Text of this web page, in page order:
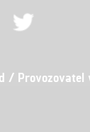
Provozovatel